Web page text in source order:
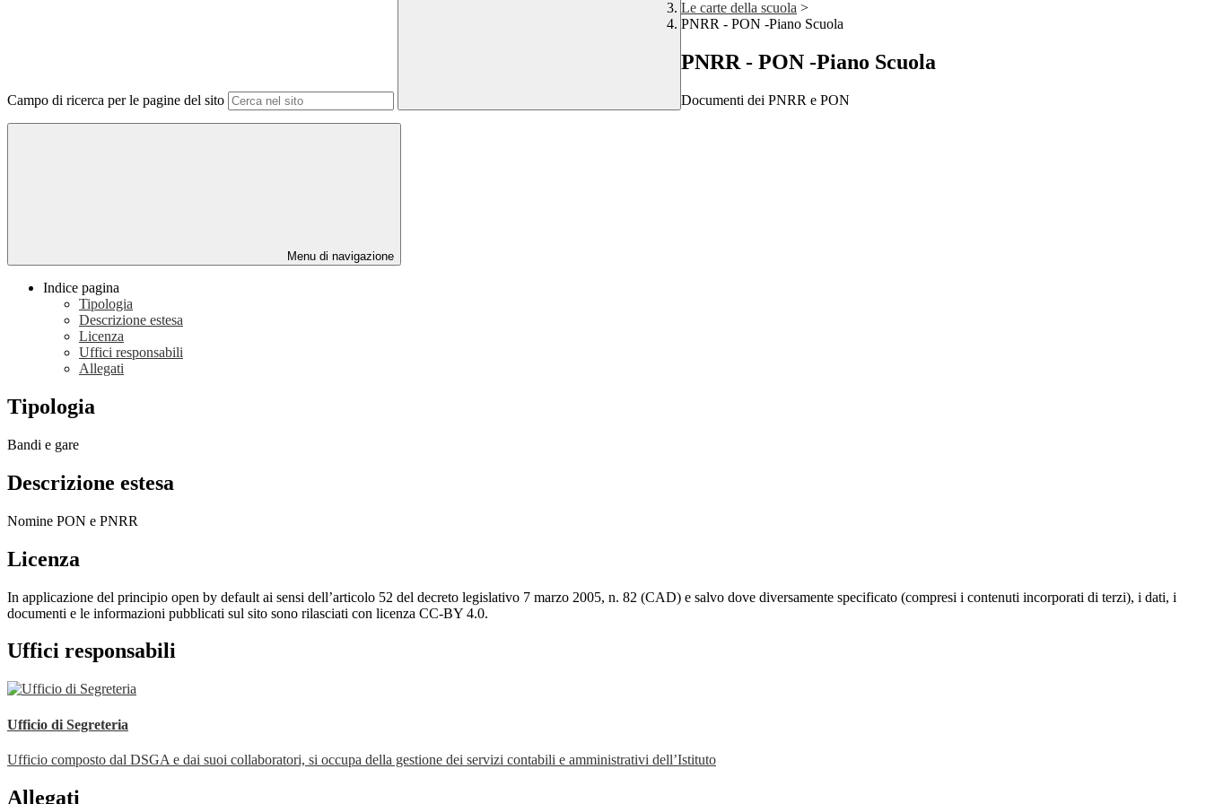
Campo di ricerca per le pagine del sito
Le carte della scuola >
PNRR - PON -Piano Scuola
PNRR - PON -Piano Scuola
Documenti dei PNRR e PON
Menu di navigazione
Indice pagina
Tipologia
Descrizione estesa
Licenza
Uffici responsabili
Allegati
Tipologia
Bandi e gare
Descrizione estesa
Nomine PON e PNRR
Licenza
In applicazione del principio open by default ai sensi dell’articolo 52 del decreto legislativo 7 marzo 2005, n. 82 (CAD) e salvo dove diversamente specificato (compresi i contenuti incorporati di terzi), i dati, i
documenti e le informazioni pubblicati sul sito sono rilasciati con licenza CC-BY 4.0.
Uffici responsabili
Ufficio di Segreteria
Ufficio composto dal DSGA e dai suoi collaboratori, si occupa della gestione dei servizi contabili e amministrativi dell’Istituto
Allegati